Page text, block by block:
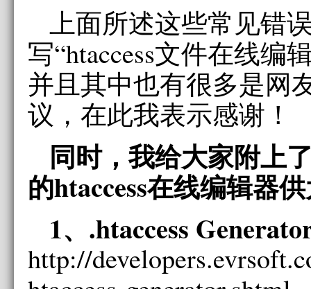
上面所述这些常见错
写“htaccess文件在线编
并且其中也有很多是网
议，在此我表示感谢！
同时，我给大家附上
的htaccess在线编辑器
1、.htaccess
http://